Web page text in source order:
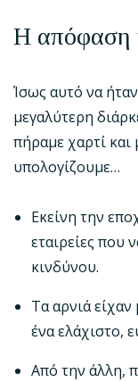
Η απόφαση
Ίσως αυτό να
μεγαλύτερη
πήραμε χαρτί και
υπολογίζουμε…
Εκείνη την
εταιρείες
κινδύνου.
Τα αρνιά
ένα ελάχιστο,
Από την άλλη,